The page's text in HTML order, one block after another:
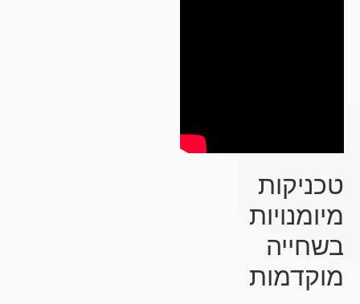
טכניקות
מיומנויות
בשחייה
מוקדמות